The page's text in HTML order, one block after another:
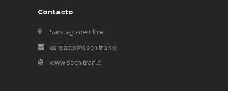
Contacto
Santiago de Chile
contacto@sochitran.cl
www.sochitran.cl